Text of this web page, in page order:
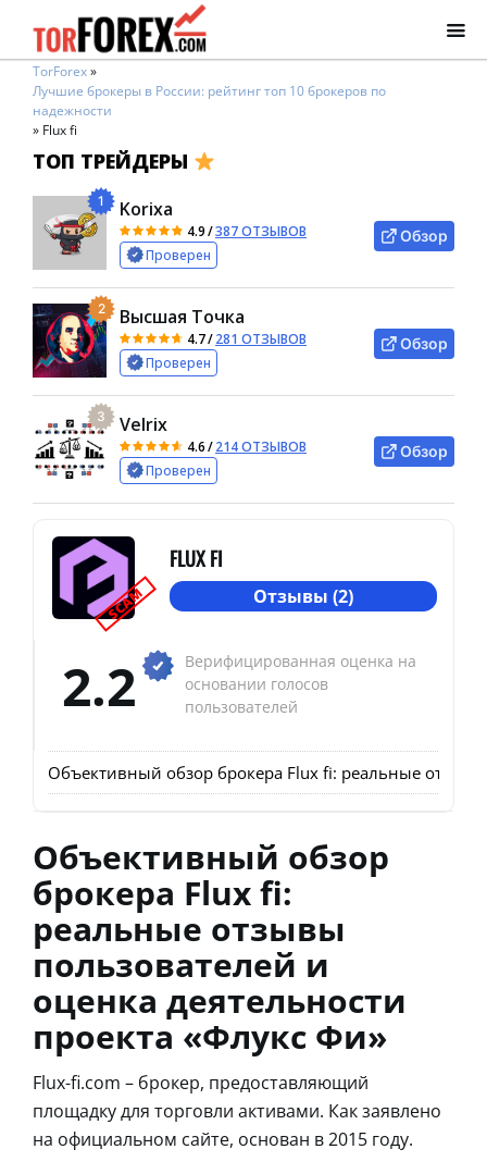
TorForex»
Лучшие брокеры в России: рейтинг топ 10 брокеров по
надежности
» Flux fi
ТОП ТРЕЙДЕРЫ
1 Korixa
4.9/387 ОТЗЫВОВ
Проверен
Обзор
2 Высшая Точка
4.7/281 ОТЗЫВОВ
Проверен
Обзор
3 Velrix
4.6/214 ОТЗЫВОВ
Проверен
Обзор
SCAM
FLUX FI
Отзывы (2)
2.2
Верифицированная оценка на
основании голосов
пользователей
Объективный обзор брокера Flux fi: реальные
Объективный обзор
брокера Flux fi:
реальные отзывы
пользователей и
оценка деятельности
проекта «Флукс Фи»
Flux-fi.com – брокер, предоставляющий
площадку для торговли активами. Как заявлено
на официальном сайте, основан в 2015 году.